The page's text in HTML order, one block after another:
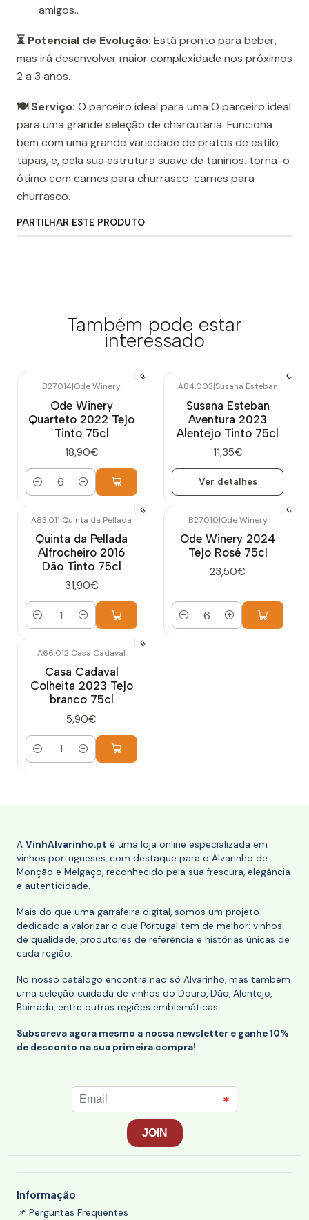
amigos..
⏳ Potencial de Evolução: Está pronto para beber,
mas irá desenvolver maior complexidade nos próximos
2 a 3 anos.
🍽️ Serviço: O parceiro ideal para uma O parceiro ideal
para uma grande seleção de charcutaria. Funciona
bem com uma grande variedade de pratos de estilo
tapas, e, pela sua estrutura suave de taninos. torna-o
ótimo com carnes para churrasco. carnes para
churrasco.
PARTILHAR ESTE PRODUTO
Também pode estar
interessado
B27.014|Ode Winery
Ode Winery
Quarteto 2022 Tejo
Tinto 75cl
18,90€
Quantidade
A84.003|Susana Esteban
Susana Esteban
Aventura 2023
Alentejo Tinto 75cl
11,35€
Ver detalhes
A83.011|Quinta da Pellada
Quinta da Pellada
Alfrocheiro 2016
Dão Tinto 75cl
31,90€
Quantidade
B27.010|Ode Winery
Ode Winery 2024
Tejo Rosé 75cl
23,50€
Quantidade
A66.012|Casa Cadaval
Casa Cadaval
Colheita 2023 Tejo
branco 75cl
5,90€
Quantidade
A VinhAlvarinho.pt é uma loja online especializada em
vinhos portugueses, com destaque para o Alvarinho de
Monção e Melgaço, reconhecido pela sua frescura, elegância
e autenticidade.
Mais do que uma garrafeira digital, somos um projeto
dedicado a valorizar o que Portugal tem de melhor: vinhos
de qualidade, produtores de referência e histórias únicas de
cada região.
No nosso catálogo encontra não só Alvarinho, mas também
uma seleção cuidada de vinhos do Douro, Dão, Alentejo,
Bairrada, entre outras regiões emblemáticas.
Subscreva agora mesmo a nossa newsletter e ganhe 10%
de desconto na sua primeira compra!
Informação
📌 Perguntas Frequentes